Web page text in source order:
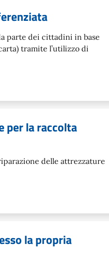
parte dei cittadini in base
tramite l’utilizzo di
per la raccolta
delle attrezzature
la propria